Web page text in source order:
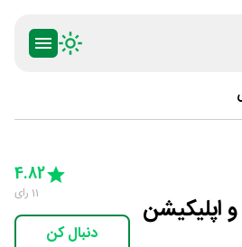
اپلیکیشن
4 Stars
5 Stars
4.82
11 رای
دنبال کن